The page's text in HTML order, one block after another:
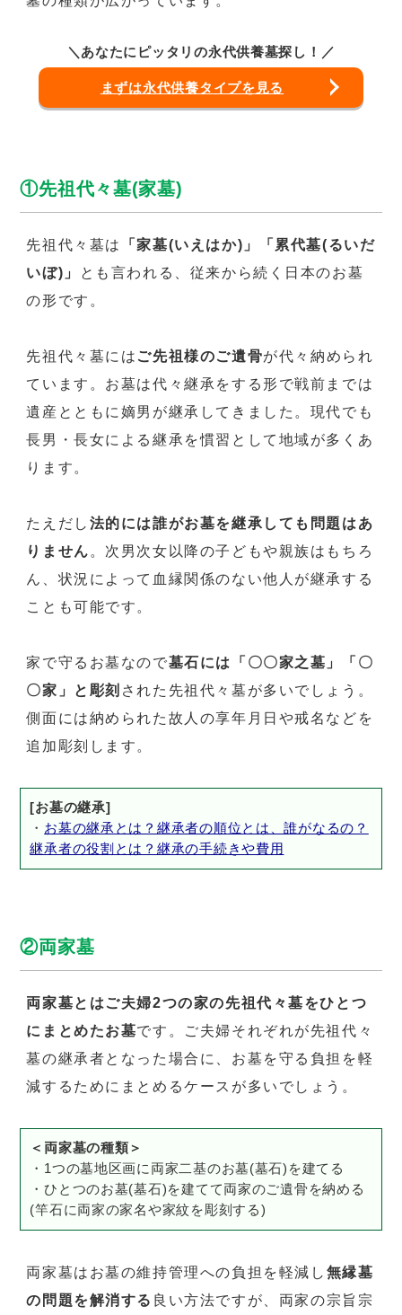
＼あなたにピッタリの永代供養墓探し！／
まずは永代供養タイプを見る
①先祖代々墓(家墓)
先祖代々墓は
「家墓(いえはか)」「累代墓(るいだ
いぼ)」
とも言われる、従来から続く日本のお墓
の形です。
先祖代々墓には ご先祖様のご遺骨が代々納められ
ています。お墓は代々継承をする形で戦前までは
遺産とともに嫡男が継承してきました。現代でも
長男・長女による継承を慣習として地域が多くあ
ります。
たえだし 法的には誰がお墓を継承しても問題はあ
りません 。次男次女以降の子どもや親族はもちろ
ん、状況によって血縁関係のない他人が継承する
ことも可能です。
家で守るお墓なので墓石には「〇〇家之墓」「〇
〇家」と彫刻 された先祖代々墓が多いでしょう。
側面には納められた故人の享年月日や戒名などを
追加彫刻します。
[お墓の継承]
・ お墓の継承とは？継承者の順位とは、誰がなるの？
継承者の役割とは？継承の手続きや費用
②両家墓
両家墓とはご夫婦2つの家の先祖代々墓をひとつ
にまとめたお墓です。ご夫婦それぞれが先祖代々
墓の継承者となった場合に、お墓を守る負担を軽
減するためにまとめるケースが多いでしょう。
＜両家墓の種類＞
・1つの墓地区画に両家二基のお墓(墓石)を建てる
・ひとつのお墓(墓石)を建てて両家のご遺骨を納める
(竿石に両家の家名や家紋を彫刻する)
両家墓はお墓の維持管理への負担を軽減し 無縁墓
の問題を解消する 良い方法ですが、両家の宗旨宗